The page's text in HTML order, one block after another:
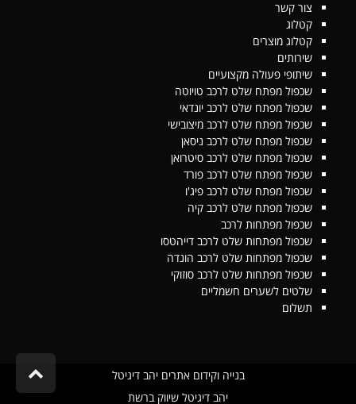
צור קשר
קטלוג
קטלוג מוצרים
שירותים
שיתופי פעולה מקצועיים
שכפול מפתח שלט לרכב טויוטה
שכפול מפתח שלט לרכב יונדאי
שכפול מפתח שלט לרכב מיצובישי
שכפול מפתח שלט לרכב ניסאן
שכפול מפתח שלט לרכב סיטרואן
שכפול מפתח שלט לרכב פורד
שכפול מפתח שלט לרכב פיג'ו
שכפול מפתח שלט לרכב קיה
שכפול מפתחות לרכב
שכפול מפתחות שלט לרכב דייהטסו
שכפול מפתחות שלט לרכב הונדה
שכפול מפתחות שלט לרכב סוזוקי
שלטים לשערים חשמליים
תשלום
בנייה וקידום אתרים יהב דיגיטל
יהב דיגיטל שיווק ברשת
גלילה
לראש